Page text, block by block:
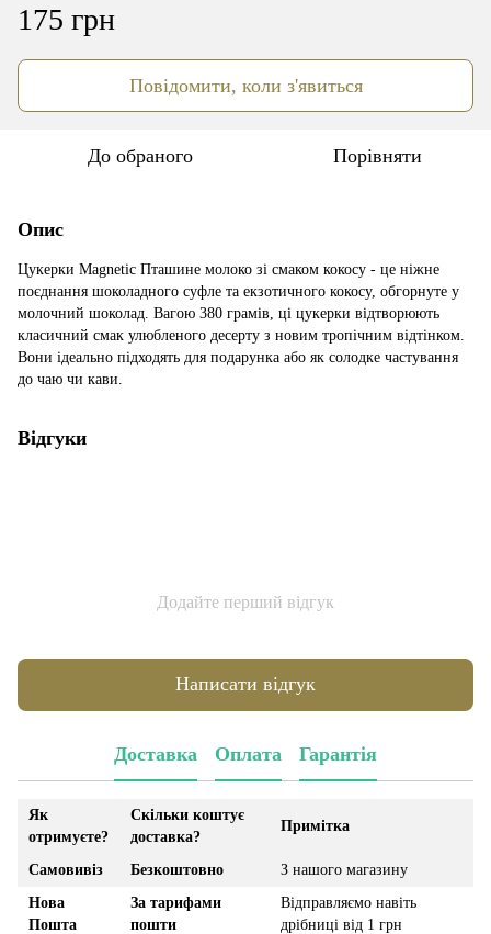
175 грн
Повідомити, коли з'явиться
До обраного Порівняти
Опис
Цукерки Magnetic Пташине молоко зі смаком кокосу - це ніжне
поєднання шоколадного суфле та екзотичного кокосу, обгорнуте у
молочний шоколад. Вагою 380 грамів, ці цукерки відтворюють
класичний смак улюбленого десерту з новим тропічним відтінком.
Вони ідеально підходять для подарунка або як солодке частування
до чаю чи кави.
Відгуки
Додайте перший відгук
Написати відгук
Доставка Оплата Гарантія
Як
отримуєте?
Скільки коштує
доставка?
Примітка
Самовивіз Безкоштовно
З нашого магазину
Нова
Пошта
За тарифами
пошти
Відправляємо навіть
дрібниці від 1 грн